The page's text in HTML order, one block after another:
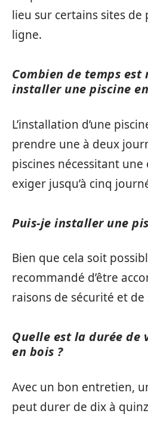
lieu sur certains sites de
ligne.
Combien de temps est
installer une piscine
L’installation d’une
prendre une à deux
piscines nécessitant
exiger jusqu’à cinq
Puis-je installer une
Bien que cela soit
recommandé d’être
raisons de sécurité et
Quelle est la durée de
en bois ?
Avec un bon entretien,
peut durer de dix à